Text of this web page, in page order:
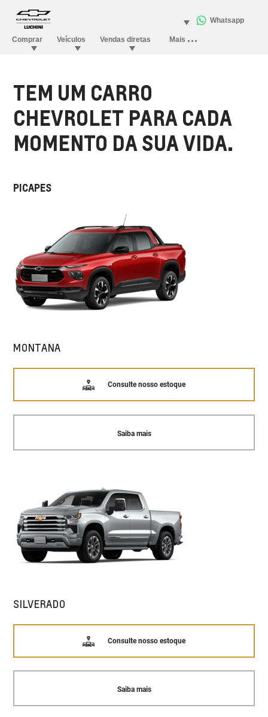
TEM UM CARRO
CHEVROLET PARA CADA
MOMENTO DA SUA VIDA.
PICAPES
MONTANA
Consulte nosso estoque
Saiba mais
SILVERADO
Consulte nosso estoque
Saiba mais